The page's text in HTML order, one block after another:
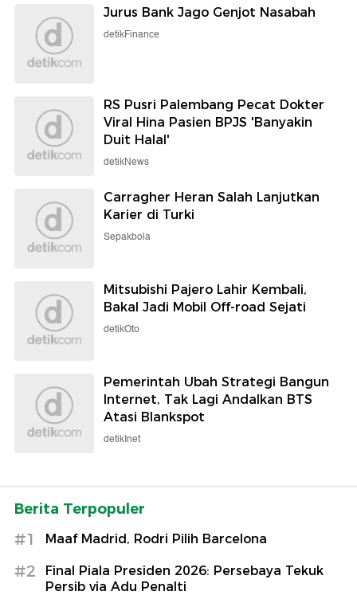
Jurus Bank Jago Genjot Nasabah
detikFinance
RS Pusri Palembang Pecat Dokter
Viral Hina Pasien BPJS 'Banyakin
Duit Halal'
detikNews
Carragher Heran Salah Lanjutkan
Karier di Turki
Sepakbola
Mitsubishi Pajero Lahir Kembali,
Bakal Jadi Mobil Off-road Sejati
detikOto
Pemerintah Ubah Strategi Bangun
Internet, Tak Lagi Andalkan BTS
Atasi Blankspot
detikInet
Berita Terpopuler
#1 Maaf Madrid, Rodri Pilih Barcelona
#2
Final Piala Presiden 2026: Persebaya Tekuk
Persib via Adu Penalti